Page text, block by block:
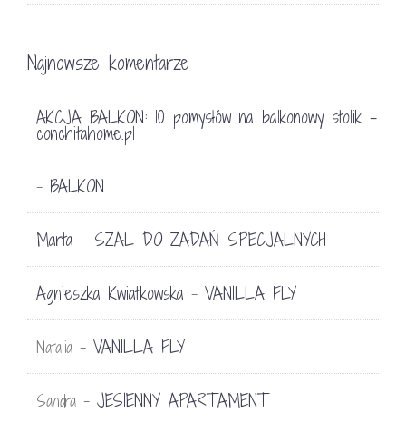
Najnowsze komentarze
AKCJA BALKON: 10 pomysłów na balkonowy stolik -
conchitahome.pl
- BALKON
Marta - SZAL DO ZADAŃ SPECJALNYCH
Agnieszka Kwiatkowska - VANILLA FLY
Natalia - VANILLA FLY
Sandra - JESIENNY APARTAMENT